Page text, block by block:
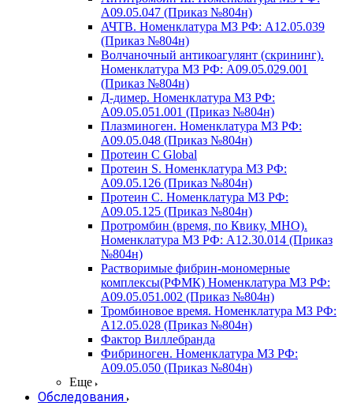
A09.05.047 (Приказ №804н)
АЧТВ. Номенклатура МЗ РФ: A12.05.039
(Приказ №804н)
Волчаночный антикоагулянт (скрининг).
Номенклатура МЗ РФ: A09.05.029.001
(Приказ №804н)
Д-димер. Номенклатура МЗ РФ:
A09.05.051.001 (Приказ №804н)
Плазминоген. Номенклатура МЗ РФ:
A09.05.048 (Приказ №804н)
Протеин C Global
Протеин S. Номенклатура МЗ РФ:
A09.05.126 (Приказ №804н)
Протеин С. Номенклатура МЗ РФ:
A09.05.125 (Приказ №804н)
Протромбин (время, по Квику, МНО).
Номенклатура МЗ РФ: A12.30.014 (Приказ
№804н)
Растворимые фибрин-мономерные
комплексы(РФМК) Номенклатура МЗ РФ:
A09.05.051.002 (Приказ №804н)
Тромбиновое время. Номенклатура МЗ РФ:
A12.05.028 (Приказ №804н)
Фактор Виллебранда
Фибриноген. Номенклатура МЗ РФ:
A09.05.050 (Приказ №804н)
Еще
Обследования